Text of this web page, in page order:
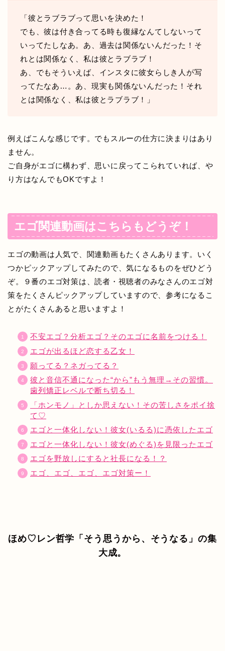
「彼とラブラブって思いを決めた！
でも、彼は付き合ってる時も復縁なんてしないって
いってたしなあ。あ、過去は関係ないんだった！そ
れとは関係なく、私は彼とラブラブ！
あ、でもそういえば、インスタに彼女らしき人が写
ってたなあ…。あ、現実も関係ないんだった！それ
とは関係なく、私は彼とラブラブ！」
例えばこんな感じです。でもスルーの仕方に決まりはあり
ません。
ご自身がエゴに構わず、思いに戻ってこられていれば、や
り方はなんでもOKですよ！
エゴ関連動画はこちらもどうぞ！
エゴの動画は人気で、関連動画もたくさんあります。いく
つかピックアップしてみたので、気になるものをぜひどう
ぞ。９番のエゴ対策は、読者・視聴者のみなさんのエゴ対
策をたくさんピックアップしていますので、参考になるこ
とがたくさんあると思いますよ！
不安エゴ？分析エゴ？そのエゴに名前をつける！
エゴが出るほど恋する乙女！
願ってる？ネガってる？
彼と音信不通になった“から”もう無理→その習慣。
歯列矯正レベルで断ち切る！
「ホンモノ」としか思えない！その苦しさをポイ捨
て♡
エゴと一体化しない！彼女(いるる)に憑依したエゴ
エゴと一体化しない！彼女(めぐる)を見限ったエゴ
エゴを野放しにすると社長になる！？
エゴ、エゴ、エゴ、エゴ対策ー！
ほめ♡レン哲学「そう思うから、そうなる」の集
大成。